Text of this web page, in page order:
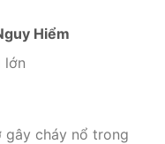
Hiểm
lớn
gây cháy nổ trong